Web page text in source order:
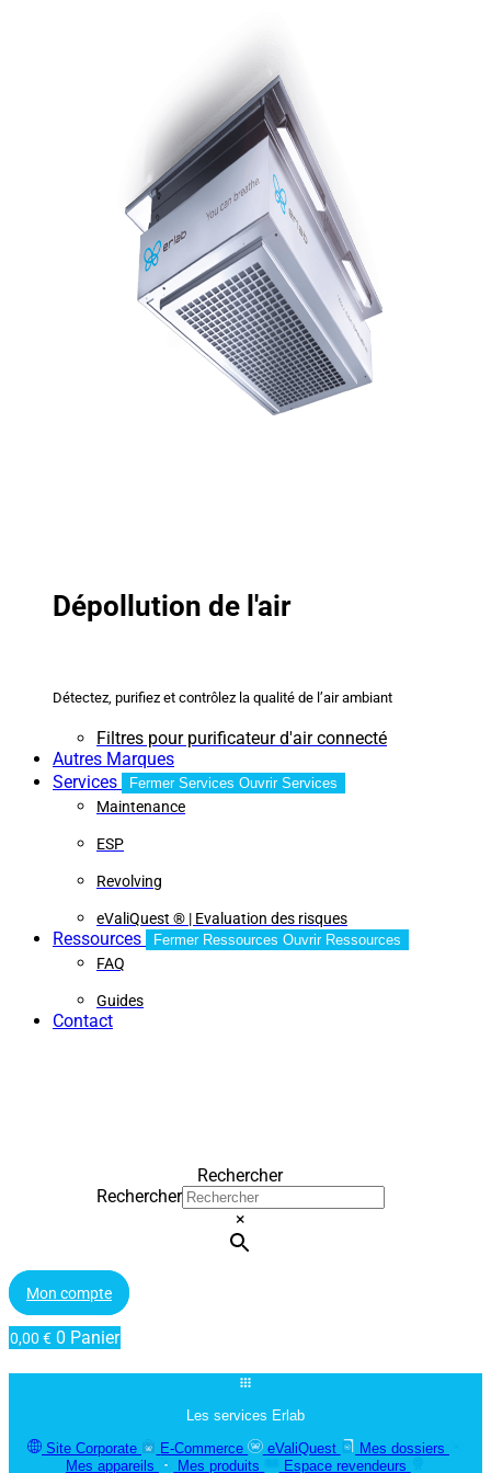
Dépollution de l'air
Détectez, purifiez et contrôlez la qualité de l’air ambiant
Filtres pour purificateur d'air connecté
Autres Marques
Services
Fermer Services Ouvrir Services
Maintenance
ESP
Revolving
eValiQuest ® | Evaluation des risques
Ressources Fermer Ressources Ouvrir Ressources
FAQ
Guides
Contact
Rechercher
Rechercher
×
Mon compte
0,00 € 0 Panier
Les services Erlab
Site Corporate
E-Commerce eValiQuest
Mes dossiers
Mes appareils
Mes produits
Espace revendeurs